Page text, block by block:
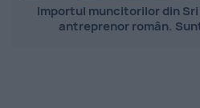
Importul muncitorilor din
antreprenor român.